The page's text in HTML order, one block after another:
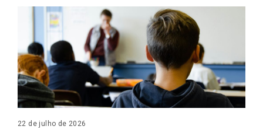
22 de julho de 2026